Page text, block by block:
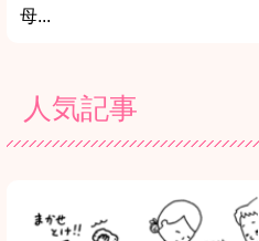
母...
人気記事